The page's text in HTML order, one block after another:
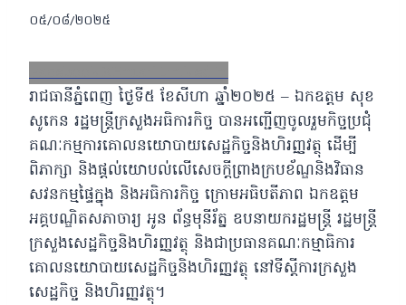
០៥/០៨/២០២៥
FacebookXEmailLinkedIn
រាជធានីភ្នំពេញ ថ្ងៃទី៥ ខែសីហា ឆ្នាំ២០២៥ – ឯកឧត្តម សុខ
សូកេន រដ្ឋមន្រ្តីក្រសួងអធិការកិច្ច បានអញ្ជើញចូលរួមកិច្ចប្រជុំ
គណៈកម្មការគោលនយោបាយសេដ្ឋកិច្ចនិងហិរញ្ញវត្ថុ ដើម្បី
ពិភាក្សា និងផ្តល់យោបល់លើសេចក្តីព្រាងក្របខ័ណ្ឌនិងវិធាន
សវនកម្មផ្ទៃក្នុង និងអធិការកិច្ច ក្រោមអធិបតីភាព ឯកឧត្តម
អគ្គបណ្ឌិតសភាចារ្យ អូន ព័ន្ធមុនីរ័ត្ន ឧបនាយករដ្ឋមន្ត្រី រដ្ឋមន្ត្រី
ក្រសួងសេដ្ឋកិច្ចនិងហិរញ្ញវត្ថុ និងជាប្រធានគណៈកម្មាធិការ
គោលនយោបាយសេដ្ឋកិច្ចនិងហិរញ្ញវត្ថុ នៅទីស្ដីការក្រសួង
សេដ្ឋកិច្ច និងហិរញ្ញវត្ថុ។